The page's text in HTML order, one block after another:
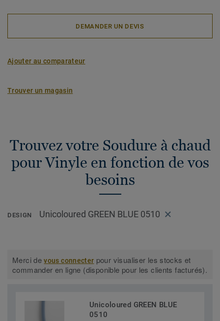
DEMANDER UN DEVIS
Ajouter au comparateur
Trouver un magasin
Trouvez votre Soudure à chaud
pour Vinyle en fonction de vos
besoins
DESIGN Unicoloured GREEN BLUE 0510
Merci devous connecter pour visualiser les stocks et
commander en ligne (disponible pour les clients facturés).
Unicoloured GREEN BLUE
0510